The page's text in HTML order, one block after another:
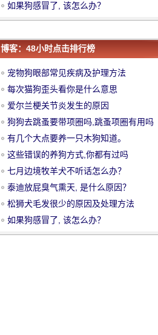
华
如果狗感冒了, 该怎么办？
如果狗感冒了, 该怎么办？
博客：48小时点击排行榜
宠物狗眼部常见疾病及护理方法
每次猫狗歪头看你是什么意思
爱尔兰梗关节炎发生的原因
狗狗去跳蚤要带项圈吗,跳蚤项圈有用吗
有几个大点要养一只木狗知道。
这些错误的养狗方式,你都有过吗
七月边境牧羊犬不听话怎么办？
泰迪放屁臭气熏天, 是什么原因？
松狮犬毛发很少的原因及处理方法
如果狗感冒了, 该怎么办？